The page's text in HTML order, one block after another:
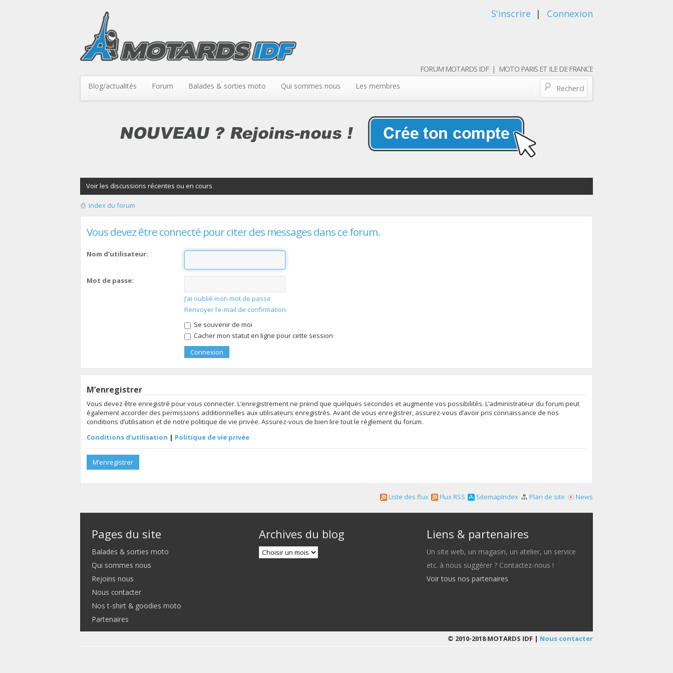
S'inscrire | Connexion
FORUM MOTARDS IDF | MOTO PARIS ET ILE DE FRANCE
Blog/actualités Forum Balades & sorties moto Qui sommes nous Les membres
Voir les discussions récentes ou en cours
Index du forum
Vous devez être connecté pour citer des messages dans ce forum.
Nom d’utilisateur:
Mot de passe:
J’ai oublié mon mot de passe
Renvoyer l’e-mail de confirmation
Se souvenir de moi
Cacher mon statut en ligne pour cette session
M’enregistrer
Vous devez être enregistré pour vous connecter. L’enregistrement ne prend que quelques secondes et augmente vos possibilités. L’administrateur du forum peut
également accorder des permissions additionnelles aux utilisateurs enregistrés. Avant de vous enregistrer, assurez-vous d’avoir pris connaissance de nos
conditions d’utilisation et de notre politique de vie privée. Assurez-vous de bien lire tout le règlement du forum.
Conditions d’utilisation | Politique de vie privée
M’enregistrer
News
Plan de site
SitemapIndex
Flux RSS
Liste des flux
Pages du site
Balades & sorties moto
Qui sommes nous
Rejoins nous
Nous contacter
Nos t-shirt & goodies moto
Partenaires
Archives du blog Liens & partenaires
Un site web, un magasin, un atelier, un service
etc. à nous suggérer ? Contactez-nous !
Voir tous nos partenaires
© 2010-2018 MOTARDS IDF | Nous contacter